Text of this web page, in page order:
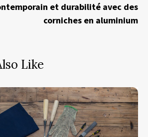
et durabilité avec des
corniches en aluminium
Like